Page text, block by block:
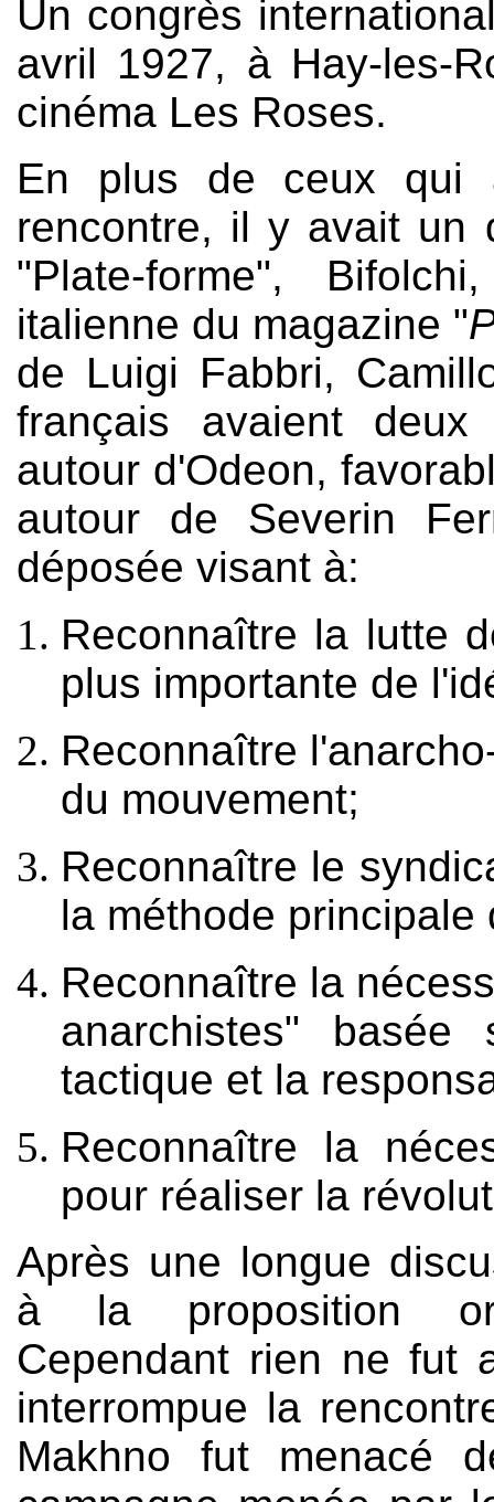
Un congrès
avril 1927, à Hay-les-
cinéma Les Roses.
En plus de ceux qui
rencontre, il y avait un
"Plate-forme",
italienne du magazine "
de Luigi Fabbri,
français avaient deux
autour d'Odeon,
autour de Severin
déposée visant à:
Reconnaître la lutte
plus importante de
Reconnaître
du mouvement;
Reconnaître le
la méthode principale
Reconnaître la
anarchistes" basée
tactique et la
Reconnaître la
pour réaliser la
Après une longue
à la proposition
Cependant rien ne fut
interrompue la
Makhno fut menacé